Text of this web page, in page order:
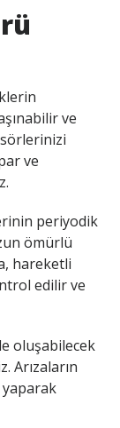
ve
ve
periyodik
ömürlü
hareketli
edilir ve
oluşabilecek
Arızaların
yaparak